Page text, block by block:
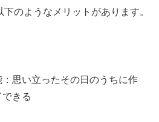
のようなメリットがあります。
：思い立ったその日のうちに作
きる